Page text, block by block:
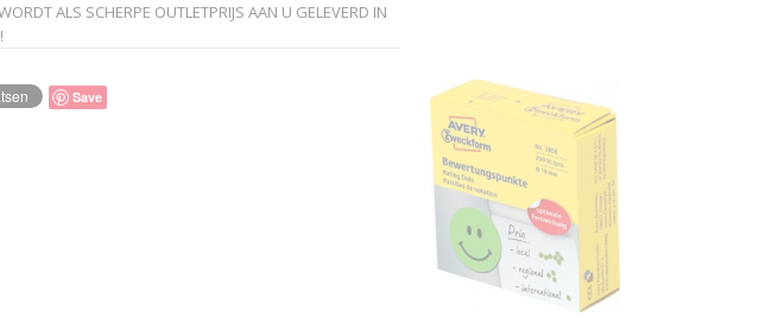
ALS SCHERPE OUTLETPRIJS AAN U GELEVERD IN
Save